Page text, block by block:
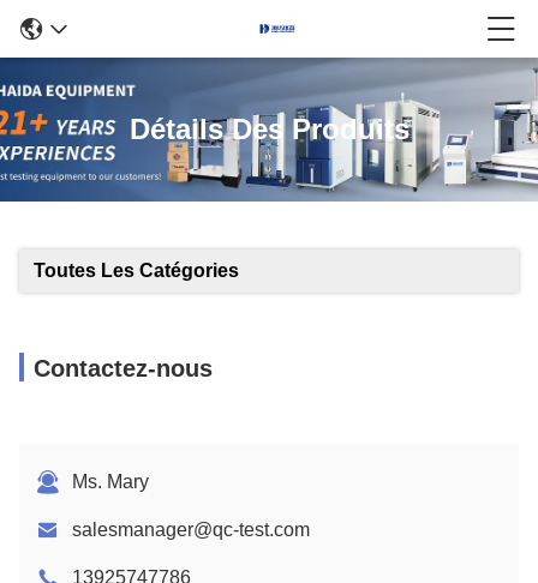
Détails Des Produits
Toutes Les Catégories
Contactez-nous
Ms. Mary
salesmanager@qc-test.com
13925747786